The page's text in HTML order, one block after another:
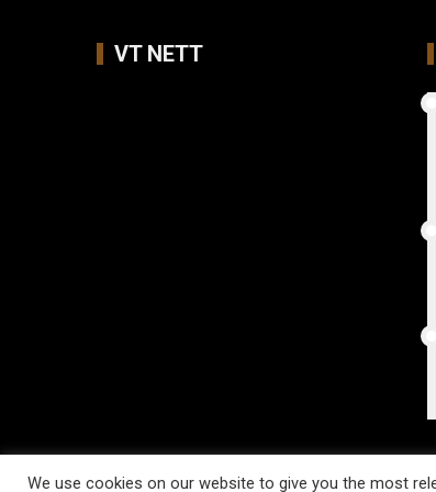
VT NETT
We use cookies on our website to give you the most